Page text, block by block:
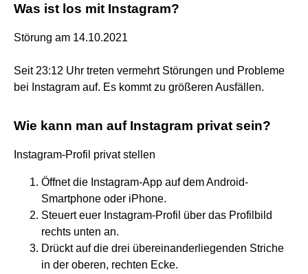
Was ist los mit Instagram?
Störung am 14.10.2021
Seit 23:12 Uhr treten vermehrt Störungen und Probleme
bei Instagram auf. Es kommt zu größeren Ausfällen.
Wie kann man auf Instagram privat sein?
Instagram-Profil privat stellen
Öffnet die Instagram-App auf dem Android-
Smartphone oder iPhone.
Steuert euer Instagram-Profil über das Profilbild
rechts unten an.
Drückt auf die drei übereinanderliegenden Striche
in der oberen, rechten Ecke.